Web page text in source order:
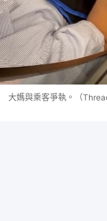
大媽與乘客爭執。（